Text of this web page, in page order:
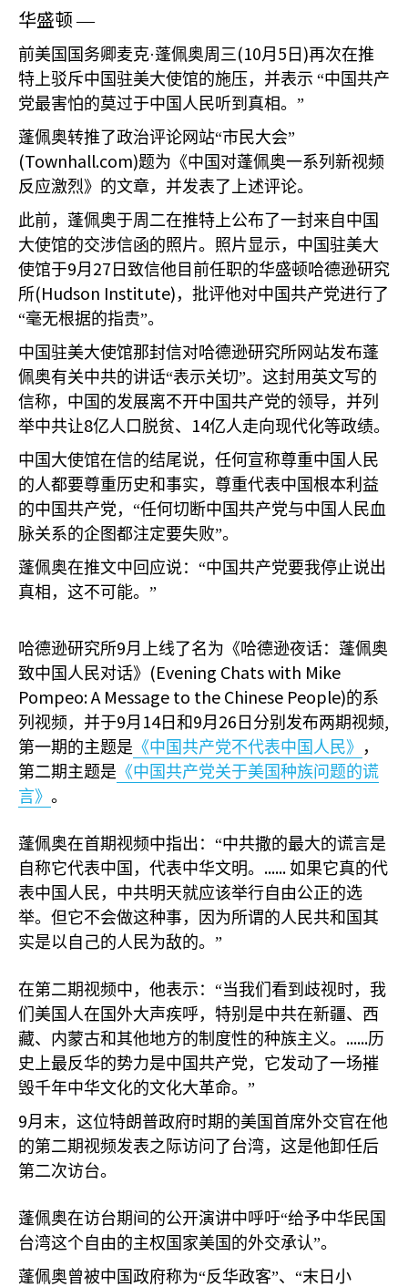
华盛顿 —
前美国国务卿麦克·蓬佩奥周三(10月 5 日 )再次在推
特上驳斥中国驻美大使馆的施压，并表示 “中国共产
党最害怕的莫过于中国人民听到真相。”
蓬佩奥转推了政治评论网站“市民大会”
(Townhall.com)题为《中国对蓬佩奥一系列新视频
反应激烈》的文章，并发表了上述评论。
此前，蓬佩奥于周二在推特上公布了一封来自中国
大使馆的交涉信函的照片。照片显示，中国驻美大
使馆于9月 27 日致信他目前任职的华盛顿哈德逊研究
所(Hudson Institute) ，批评他对中国共产党进行了
“毫无根据的指责”。
中国驻美大使馆那封信对哈德逊研究所网站发布蓬
佩奥有关中共的讲话“表示关切”。这封用英文写的
信称，中国的发展离不开中国共产党的领导，并列
举中共让8亿人口脱贫、 14亿人走向现代化等政绩。
中国大使馆在信的结尾说，任何宣称尊重中国人民
的人都要尊重历史和事实，尊重代表中国根本利益
的中国共产党，“任何切断中国共产党与中国人民血
脉关系的企图都注定要失败”。
蓬佩奥在推文中回应说：“中国共产党要我停止说出
真相，这不可能。”
哈德逊研究所9月上线了名为《哈德逊夜话：蓬佩奥
致中国人民对话》 (Evening Chats with Mike
Pompeo: A Message to the Chinese People)的系
列视频，并于9月 14日和 9月 26 日分别发布两期视频,
第一期的主题是 《中国共产党不代表中国人民》 ，
第二期主题是 《中国共产党关于美国种族问题的谎
言》 。
蓬佩奥在首期视频中指出：“中共撒的最大的谎言是
自称它代表中国，代表中华文明。 ...... 如果它真的代
表中国人民，中共明天就应该举行自由公正的选
举。但它不会做这种事，因为所谓的人民共和国其
实是以自己的人民为敌的。”
在第二期视频中，他表示：“当我们看到歧视时，我
们美国人在国外大声疾呼，特别是中共在新疆、西
藏、内蒙古和其他地方的制度性的种族主义。 ......历
史上最反华的势力是中国共产党，它发动了一场摧
毁千年中华文化的文化大革命。”
9月末，这位特朗普政府时期的美国首席外交官在他
的第二期视频发表之际访问了台湾，这是他卸任后
第二次访台。
蓬佩奥在访台期间的公开演讲中呼吁“给予中华民国
台湾这个自由的主权国家美国的外交承认”。
蓬佩奥曾被中国政府称为“反华政客”、“末日小